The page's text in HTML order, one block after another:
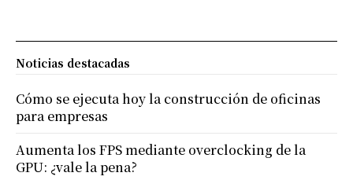
Noticias destacadas
Cómo se ejecuta hoy la construcción de oficinas
para empresas
Aumenta los FPS mediante overclocking de la
GPU: ¿vale la pena?